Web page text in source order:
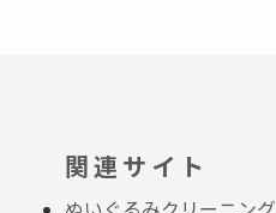
関連サイト